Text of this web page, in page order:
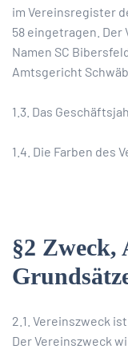
im Vereinsregister
58 eingetragen. Der
Namen SC
Amtsgericht
1.3. Das
1.4. Die Farben des
§2 Zweck,
2.1. Vereinszweck
Der Vereinszweck